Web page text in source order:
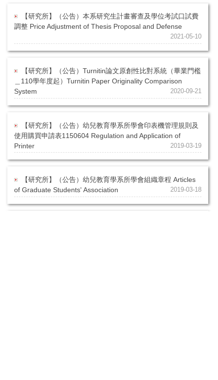
【研究所】（公告）本系研究生計畫審查及學位考試口試費
調整 Price Adjustment of Thesis Proposal and Defense
2021-05-10
【研究所】（公告）Turnitin論文原創性比對系統（畢業門檻
＿110學年度起）Turnitin Paper Originality Comparison
System
2020-09-21
【研究所】（公告）幼兒教育學系所學會印表機管理規則及
使用購買申請表1150604 Regulation and Application of
Printer
2019-03-19
【研究所】（公告）幼兒教育學系所學會組織章程 Articles
of Graduate Students' Association
2019-03-18